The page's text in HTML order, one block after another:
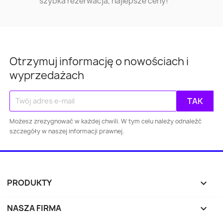
Otrzymuj informację o nowościach i
wyprzedażach
Możesz zrezygnować w każdej chwili. W tym celu należy odnaleźć
szczegóły w naszej informacji prawnej.
PRODUKTY 
NASZA FIRMA 